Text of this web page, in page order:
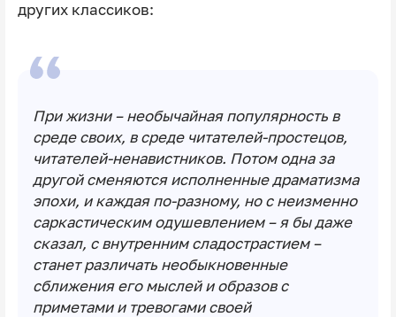
других классиков:
При жизни – необычайная популярность в
среде своих, в среде читателей-простецов,
читателей-ненавистников. Потом одна за
другой сменяются исполненные драматизма
эпохи, и каждая по-разному, но с неизменно
саркастическим одушевлением – я бы даже
сказал, с внутренним сладострастием –
станет различать необыкновенные
сближения его мыслей и образов с
приметами и тревогами своей